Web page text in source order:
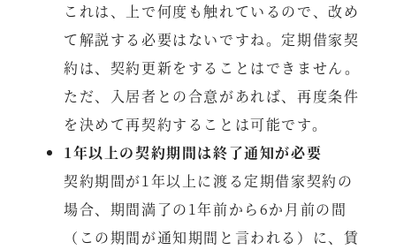
これは、上で何度も触れているので、改め
て解説する必要はないですね。定期借家契
約は、契約更新をすることはできません。
ただ、入居者との合意があれば、再度条件
を決めて再契約することは可能です。
1年以上の契約期間は終了通知が必要
契約期間が1年以上に渡る定期借家契約の
場合、期間満了の1年前から6か月前の間
（この期間が通知期間と言われる）に、賃